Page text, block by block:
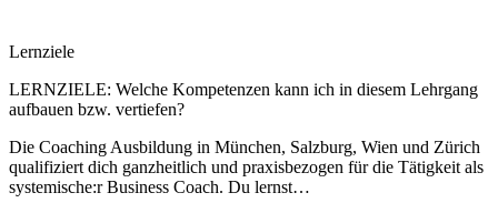
Lernziele
LERNZIELE: Welche Kompetenzen kann ich in diesem Lehrgang
aufbauen bzw. vertiefen?
Die Coaching Ausbildung in München, Salzburg, Wien und Zürich
qualifiziert dich ganzheitlich und praxisbezogen für die Tätigkeit als
systemische:r Business Coach. Du lernst…